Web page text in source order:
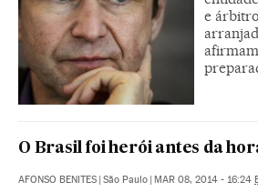
e
O Brasil foi herói antes da
AFONSO BENITES | São Paulo | MAR 08, 2014 - 16:24